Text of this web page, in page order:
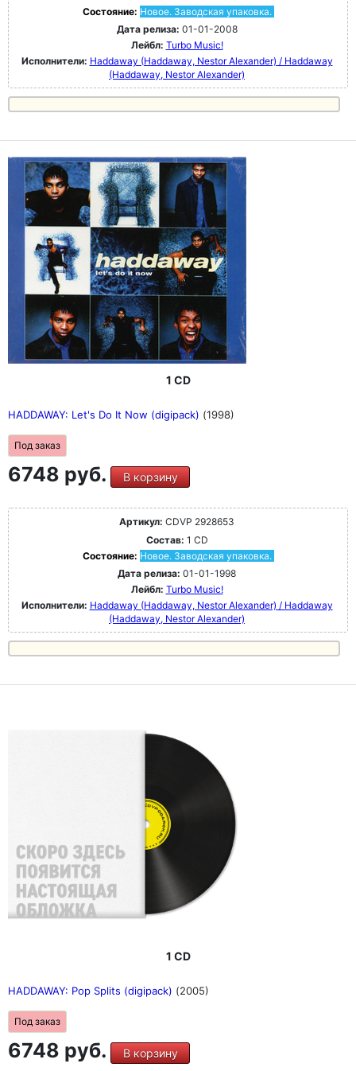
Состояние: Новое. Заводская упаковка.
Дата релиза: 01-01-2008
Лейбл: Turbo Music!
Исполнители: Haddaway (Haddaway, Nestor Alexander) / Haddaway
(Haddaway, Nestor Alexander)
1 CD
HADDAWAY: Let's Do It Now (digipack) (1998)
Под заказ
6748 руб. В корзину
Артикул: CDVP 2928653
Состав: 1 CD
Состояние: Новое. Заводская упаковка.
Дата релиза: 01-01-1998
Лейбл: Turbo Music!
Исполнители: Haddaway (Haddaway, Nestor Alexander) / Haddaway
(Haddaway, Nestor Alexander)
1 CD
HADDAWAY: Pop Splits (digipack) (2005)
Под заказ
6748 руб. В корзину